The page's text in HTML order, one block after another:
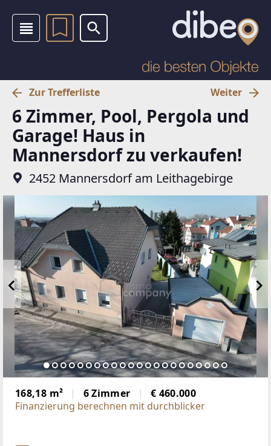
Zur Trefferliste Weiter
6 Zimmer, Pool, Pergola und
Garage! Haus in
Mannersdorf zu verkaufen!
2452 Mannersdorf am Leithagebirge
168,18 m² 6 Zimmer
€ 460.000
Finanzierung berechnen mit durchblicker